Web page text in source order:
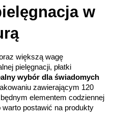
w
większą wagę
pielęgnacji, płatki
wybór dla świadomych
zawierającym 120
elementem codziennej
postawić na produkty